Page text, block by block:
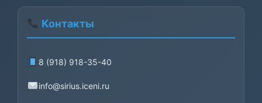
Контакты
8 (918) 918-35-40
info@sirius.iceni.ru